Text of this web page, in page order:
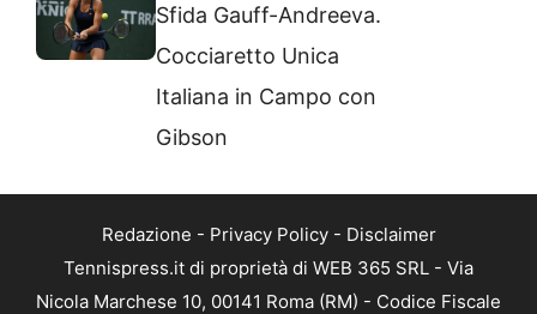
Sfida Gauff-Andreeva.
Cocciaretto Unica
Italiana in Campo con
Gibson
Redazione - Privacy Policy- Disclaimer
Tennispress.it di proprietà di WEB 365 SRL - Via
Nicola Marchese 10, 00141 Roma (RM) - Codice Fiscale